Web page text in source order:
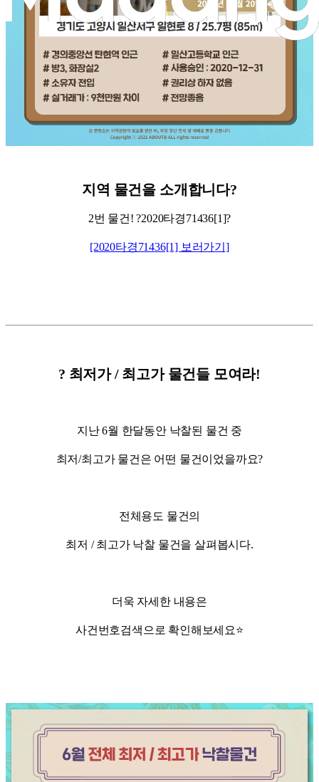
지역 물건을 소개합니다?
2번 물건! ?2020타경71436[1]?
[2020타경71436[1] 보러가기]
? 최저가 / 최고가 물건들 모여라!
지난 6월 한달동안 낙찰된 물건 중
최저/최고가 물건은 어떤 물건이었을까요?
전체용도 물건의
최저 / 최고가 낙찰 물건을 살펴봅시다.
더욱 자세한 내용은
사건번호검색으로 확인해보세요⭐